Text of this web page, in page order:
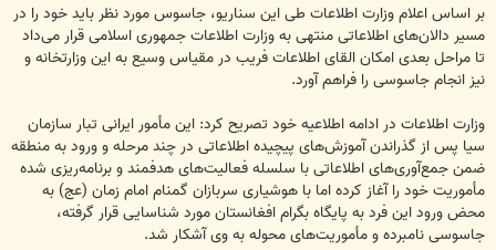
بر اساس اعلام وزارت اطلاعات طی این سناریو، جاسوس مورد نظر باید خود را در
مسیر دالان‌های اطلاعاتی منتهی به وزارت اطلاعات جمهوری اسلامی قرار می‌داد
تا مراحل بعدی امکان القای اطلاعات فریب در مقیاس وسیع به این وزارتخانه و
نیز انجام جاسوسی را فراهم آورد.
وزارت اطلاعات در ادامه اطلاعیه خود تصریح کرد: این مأمور ایرانی تبار سازمان
سیا پس از گذراندن آموزش‌های پیچیده اطلاعاتی در چند مرحله و ورود به منطقه
ضمن جمع‌آوری‌های اطلاعاتی با سلسله فعالیت‌های هدفمند و برنامه‌ریزی شده
مأموریت خود را آغاز کرده اما با هوشیاری سربازان گمنام امام زمان (عج) به
محض ورود این فرد به پایگاه بگرام افغانستان مورد شناسایی قرار گرفته،
جاسوسی نامبرده و مأموریت‌های محوله به وی آشکار شد.